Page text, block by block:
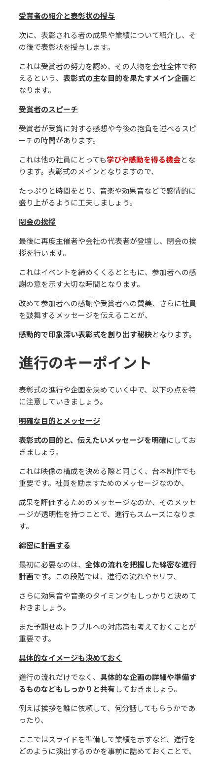
受賞者の紹介と表彰状の授与
次に、表彰される者の成果や業績について紹介し、そ
の後で表彰状を授与します。
これは受賞者の努⼒を認め、その⼈物を会社全体で称
えるという、 表彰式の主な⽬的を果たすメイン企画と
なります。
受賞者のスピーチ
受賞者が受賞に対する感想や今後の抱負を述べるスピ
ーチの時間があります。
これは他の社員にとっても学びや感動を得る機会とな
ります。表彰式のメインとなりますので、
たっぷりと時間をとり、⾳楽や効果⾳などで感情的に
盛り上がるように⼯夫しましょう。
閉会の挨拶
最後に再度主催者や会社の代表者が登壇し、閉会の挨
拶を⾏います。
これはイベントを締めくくるとともに、参加者への感
謝の意を⽰す⼤切な時間となります。
改めて参加者への感謝や受賞者への賛美、さらに社員
を⿎舞するメッセージを伝えることが、
感動的で印象深い表彰式を創り出す秘訣となります。
進⾏のキーポイント
表彰式の進⾏や企画を決めていく中で、以下の点を特
に注意していきましょう。
明確な⽬的とメッセージ
表彰式の⽬的と、伝えたいメッセージを明確にしてお
きましょう。
これは映像の構成を決める際と同じく、台本制作でも
重要です。社員を励ますためのメッセージなのか、
成果を評価するためのメッセージなのか、そのメッセ
ージが透明性を持つことで、進⾏もスムーズになりま
す。
綿密に計画する
最初に必要なのは、 全体の流れを把握した綿密な進⾏
計画です。この段階では、進⾏の流れやセリフ、
さらに効果⾳や⾳楽のタイミングもしっかりと決めて
おきましょう。
また予期せぬトラブルへの対応策も考えておくことが
重要です。
具体的なイメージも決めておく
進⾏の流れだけでなく、 具体的な企画の詳細や準備す
るものなどもしっかりと共有しておきましょう。
例えば挨拶を誰に依頼して、何分話してもらうかであ
ったり、
ここではスライドを準備して業績を⽰すなど、進⾏を
どのように演出するのかを事前に詰めておくことで、